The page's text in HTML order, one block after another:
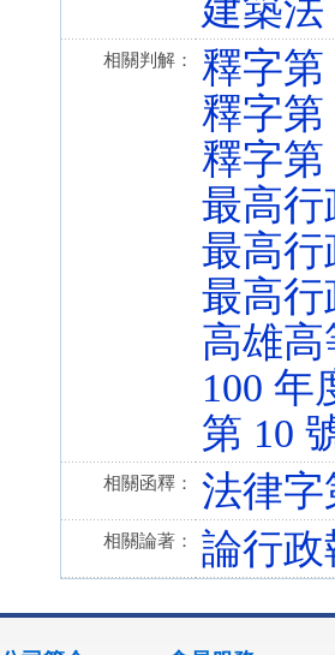
建築法
相關判解：
釋字第
釋字第
釋字第
最高行
最高行
最高行
高雄高
100 年
第 10
相關函釋： 法律字
相關論著： 論行政